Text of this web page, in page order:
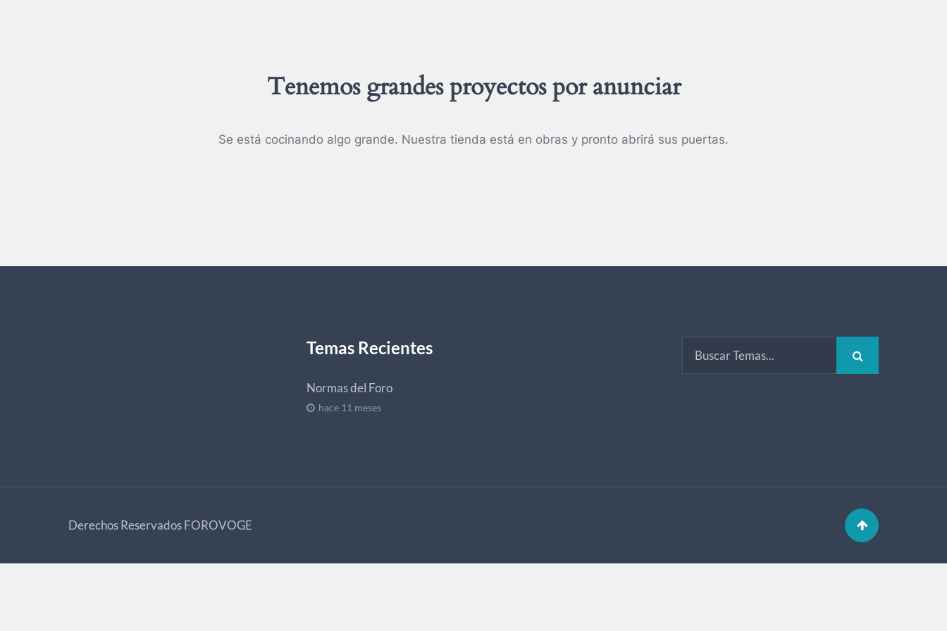
Tenemos grandes proyectos por anunciar
Se está cocinando algo grande. Nuestra tienda está en obras y pronto abrirá sus puertas.
Temas Recientes
Normas del Foro
hace 11 meses
Derechos ReservadosFOROVOGE